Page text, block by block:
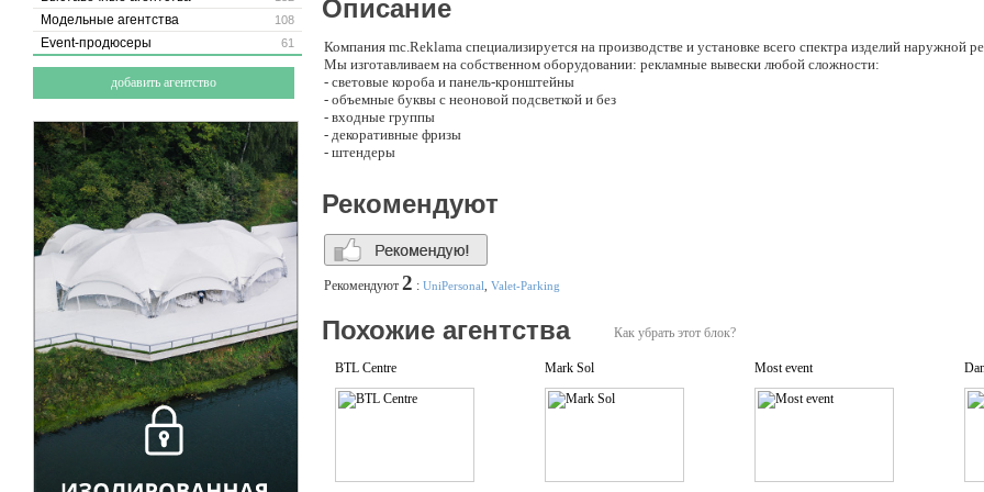
108
Модельные агентства
61
Event-продюсеры
добавить агентство
Описание
Компания mc.Reklama специализируется на производстве и установке всего спектра изделий наружной
Мы изготавливаем на собственном оборудовании: рекламные вывески любой сложности:
- световые короба и панель-кронштейны
- объемные буквы с неоновой подсветкой и без
- входные группы
- декоративные фризы
- штендеры
Грамотно монтируем рекламные вывески, демонтируем и утилизируем старые.
Осуществляем гарантийное и послегарантийное обслуживание объектов, изготовление и ремонт
вывески, посмотрите страницы этого сайта. Известно, что реклама - двигатель торговли. Яркие,
круглосуточно, 7 дней в неделю, 365 дней в году. И это при том, что оплачиваются вывески только один
для процветания бизнеса! Изготовление вывесок - наша профессия! Материалы для наружной рекламы:
друго. Компания "mc Reklama" использует широкий спектр материалов для производства наружной
Рекомендуют
Рекомендуют 2 : UniPersonal Valet-Parking
Как убрать этот блок?
Похожие агентства
BTL Centre Mark Sol Most event